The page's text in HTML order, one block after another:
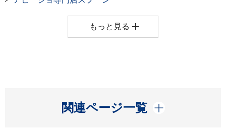
もっと見る
関連ページ一覧
開く